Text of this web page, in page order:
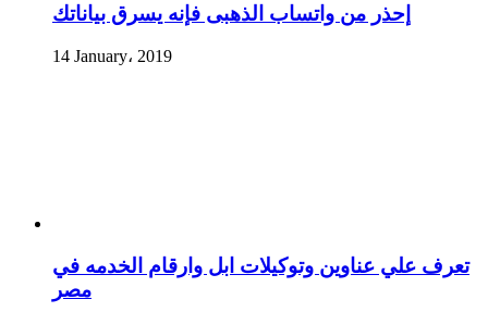
إحذر من واتساب الذهبى فإنه يسرق بياناتك
14 January، 2019
تعرف علي عناوين وتوكيلات ابل وارقام الخدمه في
مصر